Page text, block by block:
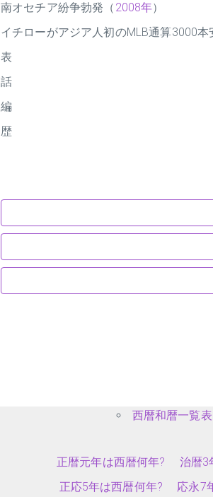
南オセチア紛争勃発（ 2008年）
イチローがアジア人初のMLB通算3000本
表
話
編
歴
西暦和暦一覧表
正暦元年は西暦何年?
治暦3
正応5年は西暦何年?
応永7